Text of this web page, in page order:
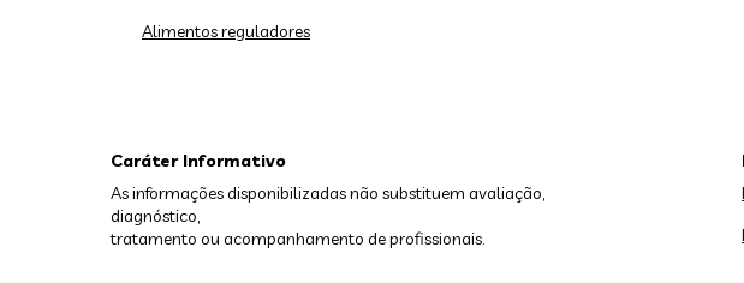
Alimentos reguladores
Caráter Informativo
As informações disponibilizadas não substituem avaliação,
diagnóstico,
tratamento ou acompanhamento de profissionais.